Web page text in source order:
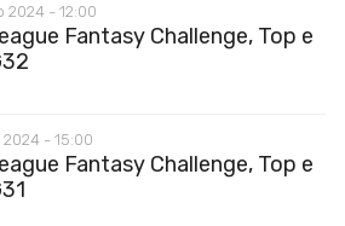
2024 - 12:00
Fantasy Challenge, Top e
2024 - 15:00
Fantasy Challenge, Top e